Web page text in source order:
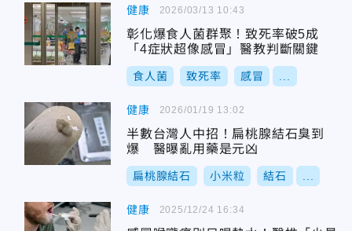
健康
彰化爆食人菌群聚！致死率破5成
「4症狀超像感冒」醫教判斷關鍵
食人菌 致死率 感冒
2026/03/13 10:43
健康
半數台灣人中招！扁桃腺結石臭到
爆 醫曝亂用藥是元凶
扁桃腺結石 小米粒 結石
2026/01/19 13:02
健康 2025/12/24 16:34